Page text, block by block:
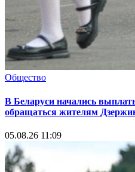
Общество
В Беларуси начались
обращаться жителям
05.08.26 11:09